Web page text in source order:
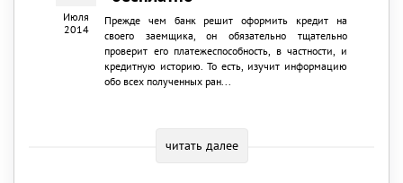
Июля
2014
Прежде чем банк решит оформить кредит на
своего заемщика, он обязательно тщательно
проверит его платежеспособность, в частности, и
кредитную историю. То есть, изучит информацию
обо всех полученных ран...
читать далее